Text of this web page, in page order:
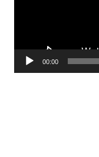
00:00